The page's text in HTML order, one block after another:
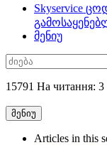
Skyservice
მენიუ
15791 На читання:
მენიუ
Articles in this